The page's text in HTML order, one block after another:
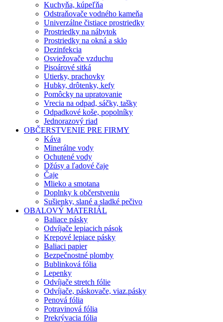
Kuchyňa, kúpeľňa
Odstraňovače vodného kameňa
Univerzálne čistiace prostriedky
Prostriedky na nábytok
Prostriedky na okná a sklo
Dezinfekcia
Osviežovače vzduchu
Pisoárové sitká
Utierky, prachovky
Hubky, drôtenky, kefy
Pomôcky na upratovanie
Vrecia na odpad, sáčky, tašky
Odpadkové koše, popolníky
Jednorazový riad
OBČERSTVENIE PRE FIRMY
Káva
Minerálne vody
Ochutené vody
Džúsy a ľadové čaje
Čaje
Mlieko a smotana
Doplnky k občerstveniu
Sušienky, slané a sladké pečivo
OBALOVÝ MATERIÁL
Baliace pásky
Odvíjače lepiacich pások
Krepové lepiace pásky
Baliaci papier
Bezpečnostné plomby
Bublinková fólia
Lepenky
Odvíjače stretch fólie
Odvíjače, páskovače, viaz.pásky
Penová fólia
Potravinová fólia
Prekrývacia fólia